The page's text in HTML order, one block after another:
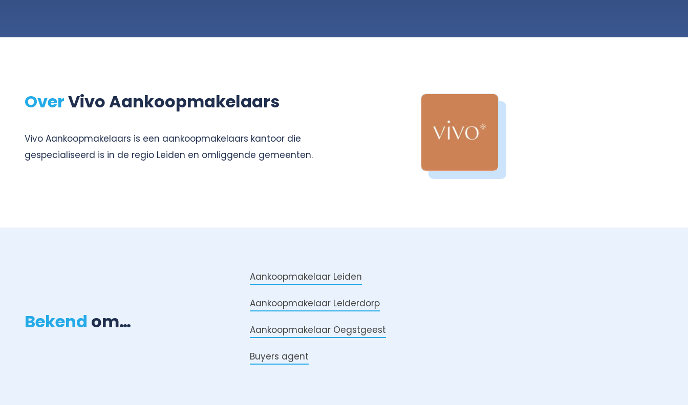
OverVivo Aankoopmakelaars
Vivo Aankoopmakelaars is een aankoopmakelaars kantoor die
gespecialiseerd is in de regio Leiden en omliggende gemeenten.
Bekend om…
Aankoopmakelaar Leiden
Aankoopmakelaar Leiderdorp
Aankoopmakelaar Oegstgeest
Buyers agent